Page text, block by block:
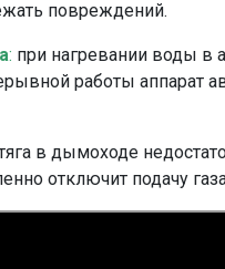
повреждений.
: при нагревании воды в
работы аппарат
в дымоходе
отключит подачу